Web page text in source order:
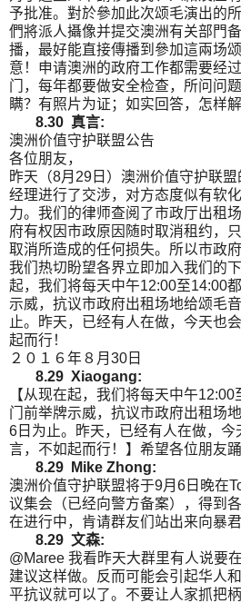
予批准。對於參加此次颂毛演出的
們將派人攝像并提交澳洲有关部門
播，最好能直接傳播到參加這兩场
意！申请澳洲的政府工作都需要经
门，每年都要做安全检查，所问问
瞒？有照片为证；如实回答，怎样解
8.30 真言:
澳洲价值守护联盟公告
各位朋友，
昨天（8月29日）澳洲价值守护联
经理进行了交涉，对方态度似有软
力。我们的律师查阅了市政厅出租
府有权因市政原因随时取消租约，
取消所造成的任何损失。所以市政
我们热切盼望各界立即加入我们的
起，我们将每天中午12:00至14:00
示威，抗议市政府出租场地给颂毛
止。昨天，已经有人在做，今天也
起而行！
２０１６年８月30日
8.29 Xiaogang:
【从现在起，我们将每天中午
门前举牌示威，抗议市政府出租场
6日为止。昨天，已经有人在做，今
言，不如起而行！】希望各位朋友
8.29 Mike Zhong:
澳洲价值守护联盟将于9月6日晚在
议集会（已经向警方备案），得到
在进行中，肯请群友们站出来向暴
8.29 文森:
@Maree 我看昨天大群里有人说要
建议这样做。反而可能会引起华人
平抗议就可以了。不要让人家抓把